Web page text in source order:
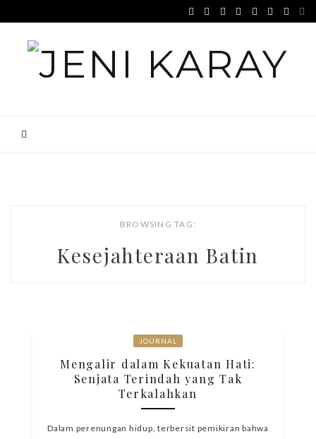
BROWSING TAG:
Kesejahteraan Batin
JOURNAL
Mengalir dalam Kekuatan Hati:
Senjata Terindah yang Tak
Terkalahkan
Dalam perenungan hidup, terbersit pemikiran bahwa